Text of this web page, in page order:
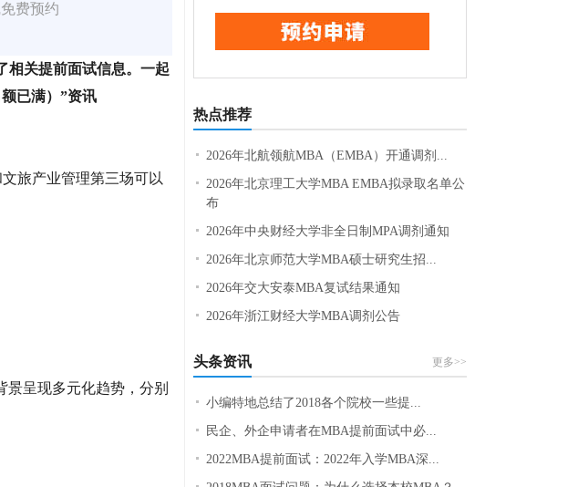
费预约
相关提前面试信息。一起
已满）”资讯
旅产业管理第三场可以
景呈现多元化趋势，分别
热点推荐
2026年北航领航MBA（EMBA）开通调剂...
2026年北京理工大学MBA EMBA拟录取名单公
布
2026年中央财经大学非全日制MPA调剂通知
2026年北京师范大学MBA硕士研究生招...
2026年交大安泰MBA复试结果通知
2026年浙江财经大学MBA调剂公告
头条资讯 更多>>
小编特地总结了2018各个院校一些提...
民企、外企申请者在MBA提前面试中必...
2022MBA提前面试：2022年入学MBA深...